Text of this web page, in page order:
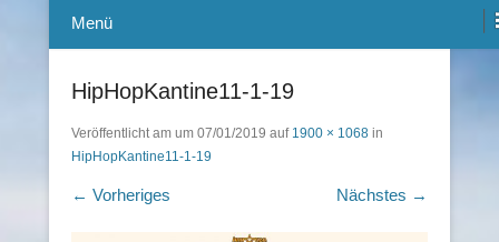
Menü
HipHopKantine11-1-19
Veröffentlicht am um 07/01/2019 auf 1900 × 1068 in
HipHopKantine11-1-19
← Vorheriges Nächstes →